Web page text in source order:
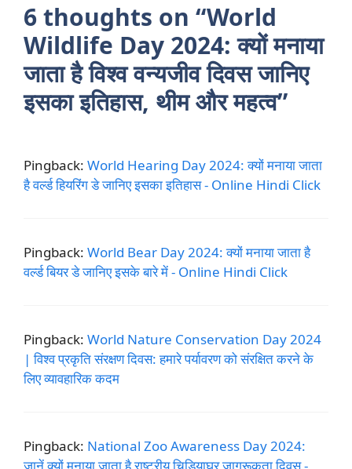
6 thoughts on “World
Wildlife Day 2024: क्यों मनाया
जाता है विश्व वन्यजीव दिवस जानिए
इसका इतिहास, थीम और महत्व”
Pingback: World Hearing Day 2024: क्यों मनाया जाता
है वर्ल्ड हियरिंग डे जानिए इसका इतिहास - Online Hindi Click
Pingback: World Bear Day 2024: क्यों मनाया जाता है
वर्ल्ड बियर डे जानिए इसके बारे में - Online Hindi Click
Pingback: World Nature Conservation Day 2024
| विश्व प्रकृति संरक्षण दिवस: हमारे पर्यावरण को संरक्षित करने के
लिए व्यावहारिक कदम
Pingback: National Zoo Awareness Day 2024: